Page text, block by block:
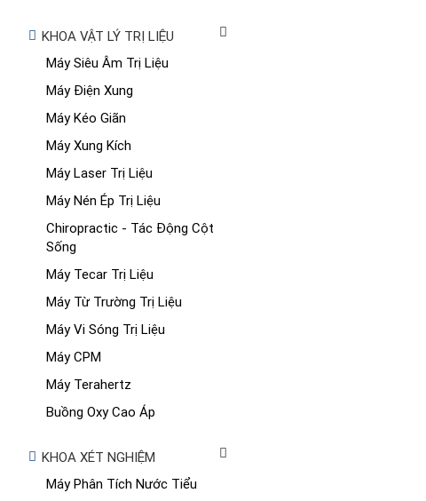
KHOA VẬT LÝ TRỊ LIỆU
Máy Siêu Âm Trị Liệu
Máy Điện Xung
Máy Kéo Giãn
Máy Xung Kích
Máy Laser Trị Liệu
Máy Nén Ép Trị Liệu
Chiropractic - Tác Động Cột
Sống
Máy Tecar Trị Liệu
Máy Từ Trường Trị Liệu
Máy Vi Sóng Trị Liệu
Máy CPM
Máy Terahertz
Buồng Oxy Cao Áp
KHOA XÉT NGHIỆM
Máy Phân Tích Nước Tiểu